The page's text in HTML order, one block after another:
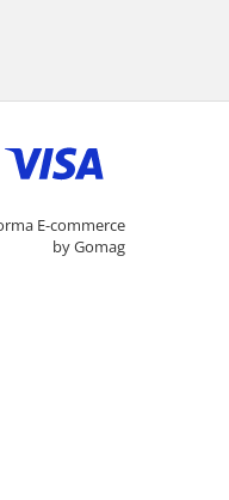
E-commerce
by Gomag